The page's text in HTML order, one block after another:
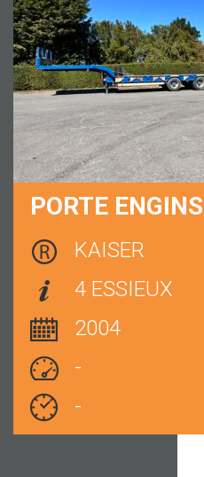
PORTE ENGINS
KAISER
4 ESSIEUX
2004
-
-